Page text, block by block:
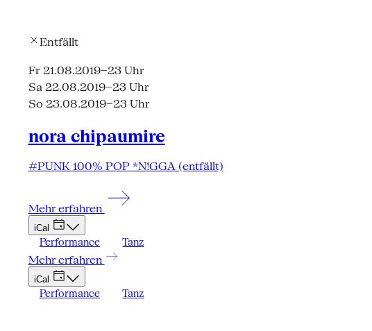
Entfällt
Fr 21.08.2019–23 Uhr
Sa 22.08.2019–23 Uhr
So 23.08.2019–23 Uhr
nora chipaumire
#PUNK 100% POP *N!GGA (entfällt)
Mehr erfahren
iCal
Performance Tanz
Mehr erfahren
iCal
Performance Tanz